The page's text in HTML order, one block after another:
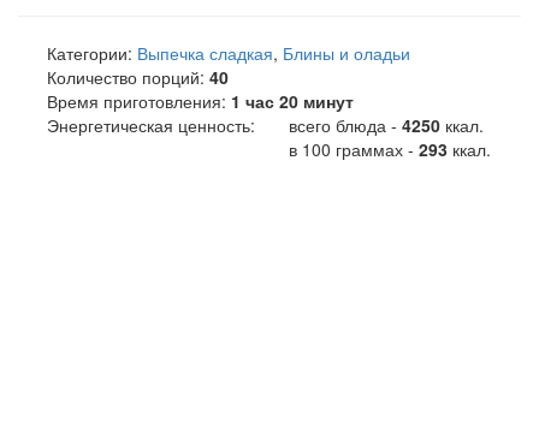
Категории: Выпечка сладкая, Блины и оладьи
Количество порций: 40
Время приготовления: 1 час 20 минут
Энергетическая ценность:
всего блюда - 4250 ккал.
в 100 граммах - 293 ккал.